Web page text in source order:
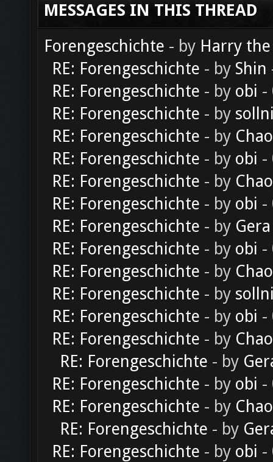
MESSAGES IN THIS THREAD
Forengeschichte - by Harry
RE: Forengeschichte - by Shin
RE: Forengeschichte - by obi -
RE: Forengeschichte - by
RE: Forengeschichte - by
RE: Forengeschichte - by obi -
RE: Forengeschichte - by
RE: Forengeschichte - by obi -
RE: Forengeschichte - by Gera
RE: Forengeschichte - by obi -
RE: Forengeschichte - by
RE: Forengeschichte - by
RE: Forengeschichte - by obi -
RE: Forengeschichte - by
RE: Forengeschichte - by
RE: Forengeschichte - by obi -
RE: Forengeschichte - by
RE: Forengeschichte - by
RE: Forengeschichte - by obi -